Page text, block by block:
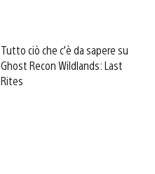
Tutto ciò che c’è da sapere su
Ghost Recon Wildlands: Last
Rites